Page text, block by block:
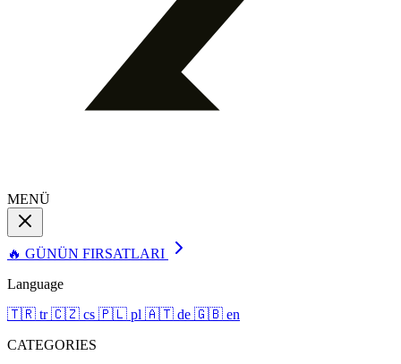
MENÜ
🔥 GÜNÜN FIRSATLARI
Language
🇹🇷 tr 🇨🇿 cs 🇵🇱 pl 🇦🇹 de 🇬🇧 en
CATEGORIES